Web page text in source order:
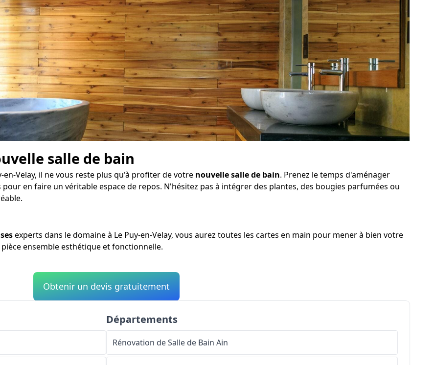
salle de bain
Velay, il ne vous reste plus qu'à profiter de votre nouvelle salle de bain. Prenez le temps d'aménager
en faire un véritable espace de repos. N'hésitez pas à intégrer des plantes, des bougies parfumées ou
experts dans le domaine à Le Puy-en-Velay, vous aurez toutes les cartes en main pour mener à bien votre
ensemble esthétique et fonctionnelle.
Obtenir un devis gratuitement
Départements
Rénovation de Salle de Bain Ain